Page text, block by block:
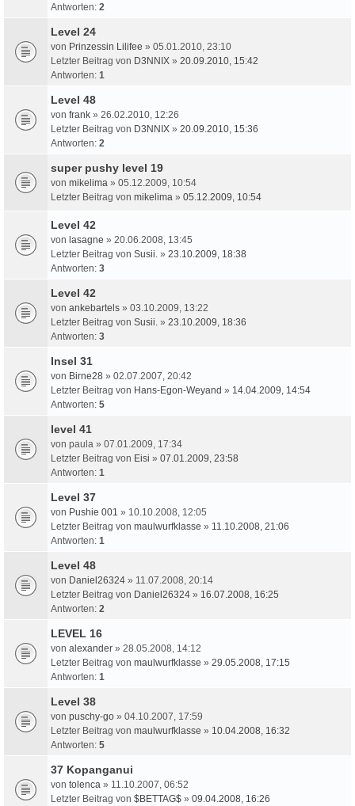
Antworten: 2
Level 24
von Prinzessin Lilifee » 05.01.2010, 23:10
Letzter Beitrag von D3NNIX » 20.09.2010, 15:42
Antworten: 1
Level 48
von frank » 26.02.2010, 12:26
Letzter Beitrag von D3NNIX » 20.09.2010, 15:36
Antworten: 2
super pushy level 19
von mikelima » 05.12.2009, 10:54
Letzter Beitrag von mikelima » 05.12.2009, 10:54
Level 42
von lasagne » 20.06.2008, 13:45
Letzter Beitrag von Susii. » 23.10.2009, 18:38
Antworten: 3
Level 42
von ankebartels » 03.10.2009, 13:22
Letzter Beitrag von Susii. » 23.10.2009, 18:36
Antworten: 3
Insel 31
von Birne28 » 02.07.2007, 20:42
Letzter Beitrag von Hans-Egon-Weyand » 14.04.2009, 14:54
Antworten: 5
level 41
von paula » 07.01.2009, 17:34
Letzter Beitrag von Eisi » 07.01.2009, 23:58
Antworten: 1
Level 37
von Pushie 001 » 10.10.2008, 12:05
Letzter Beitrag von maulwurfklasse » 11.10.2008, 21:06
Antworten: 1
Level 48
von Daniel26324 » 11.07.2008, 20:14
Letzter Beitrag von Daniel26324 » 16.07.2008, 16:25
Antworten: 2
LEVEL 16
von alexander » 28.05.2008, 14:12
Letzter Beitrag von maulwurfklasse » 29.05.2008, 17:15
Antworten: 1
Level 38
von puschy-go » 04.10.2007, 17:59
Letzter Beitrag von maulwurfklasse » 10.04.2008, 16:32
Antworten: 5
37 Kopanganui
von tolenca » 11.10.2007, 06:52
Letzter Beitrag von $BETTAG$ » 09.04.2008, 16:26